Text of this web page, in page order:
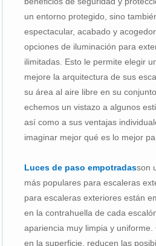
un entorno protegido, sino
espectacular, acabado y
opciones de iluminación para
ilimitadas. Esto le permite elegir
mejore la arquitectura de sus
su área al aire libre en su
echemos un vistazo a algunos
así como a sus ventajas
imaginar mejor qué es lo mejor
Luces de paso empotradasson
más populares para escaleras
para escaleras exteriores están
en la contrahuella de cada
apariencia muy limpia y
en la superficie, reducen las